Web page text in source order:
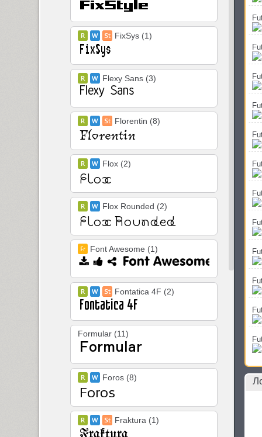
FixSys (1)
Flexy Sans (3)
Florentin (8)
Flox (2)
Flox Rounded (2)
Font Awesome (1)
Fontatica 4F (2)
Formular (11)
Foros (8)
Fraktura (1)